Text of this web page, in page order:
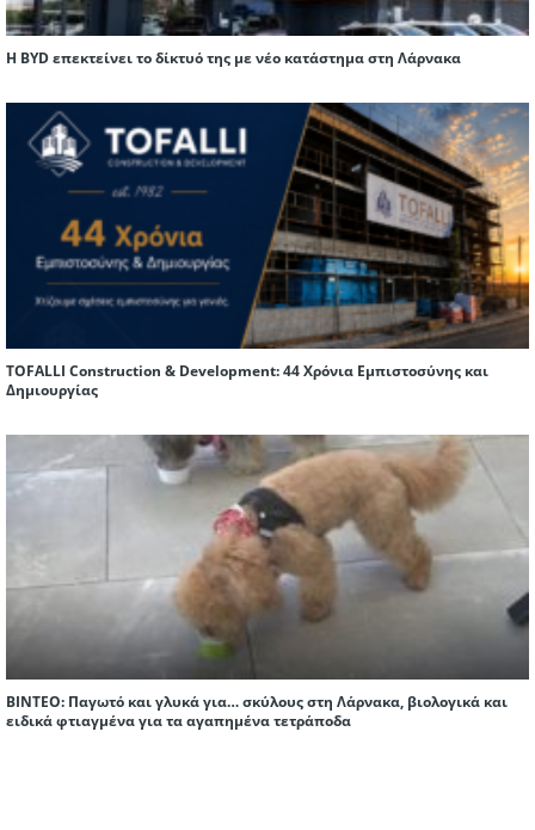
Η BYD επεκτείνει το δίκτυό της με νέο κατάστημα στη Λάρνακα
TOFALLI Construction & Development: 44 Χρόνια Εμπιστοσύνης και
Δημιουργίας
ΒΙΝΤΕΟ: Παγωτό και γλυκά για… σκύλους στη Λάρνακα, βιολογικά και
ειδικά φτιαγμένα για τα αγαπημένα τετράποδα